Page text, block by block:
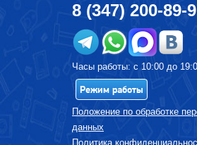
ИРРИГАТОРЫ
СМЕСИТЕЛИ ВОДЫ,
ИЗМЕЛЬЧИТЕЛИ ОТХОДОВ
ДУХОВОЙ ШКАФ
САУНДБАР
ВАКУУМАТОРЫ
АЭРОГРИЛЬ
8 (347) 200-89-
Часы работы: с 10:00 до
Режим работы
Положение по обработке
данных
Политика